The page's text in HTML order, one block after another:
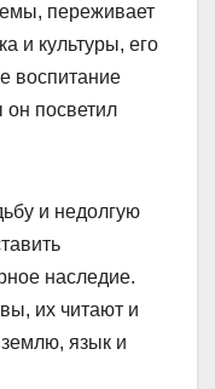
переживает
и культуры, его
воспитание
он посветил
и недолгую
наследие.
их читают и
язык и